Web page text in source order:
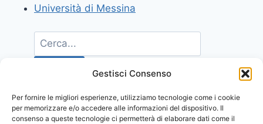
Gestisci Consenso
Per fornire le migliori esperienze, utilizziamo tecnologie come i cookie
per memorizzare e/o accedere alle informazioni del dispositivo. Il
consenso a queste tecnologie ci permetterà di elaborare dati come il
Università di Messina